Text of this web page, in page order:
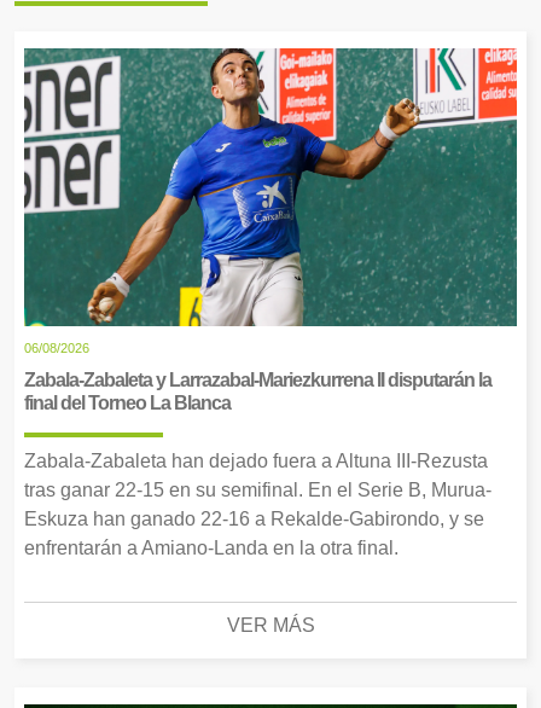
06/08/2026
Zabala-Zabaleta y Larrazabal-Mariezkurrena II disputarán la
final del Torneo La Blanca
Zabala-Zabaleta han dejado fuera a Altuna III-Rezusta
tras ganar 22-15 en su semifinal. En el Serie B, Murua-
Eskuza han ganado 22-16 a Rekalde-Gabirondo, y se
enfrentarán a Amiano-Landa en la otra final.
VER MÁS